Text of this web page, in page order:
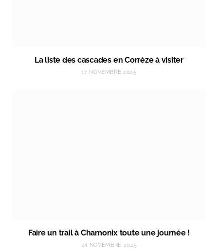
La liste des cascades en Corrèze à visiter
17 NOVEMBRE 2025
Faire un trail à Chamonix toute une journée !
24 NOVEMBRE 2025